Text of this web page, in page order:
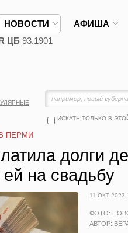
НОВОСТИ АФИША
ЦБ 93.1901
ИСКАТЬ ТОЛЬКО В
ПЕРМИ
долги
на свадьбу
11 ОКТ 2023
ФОТО:
АВТОР: